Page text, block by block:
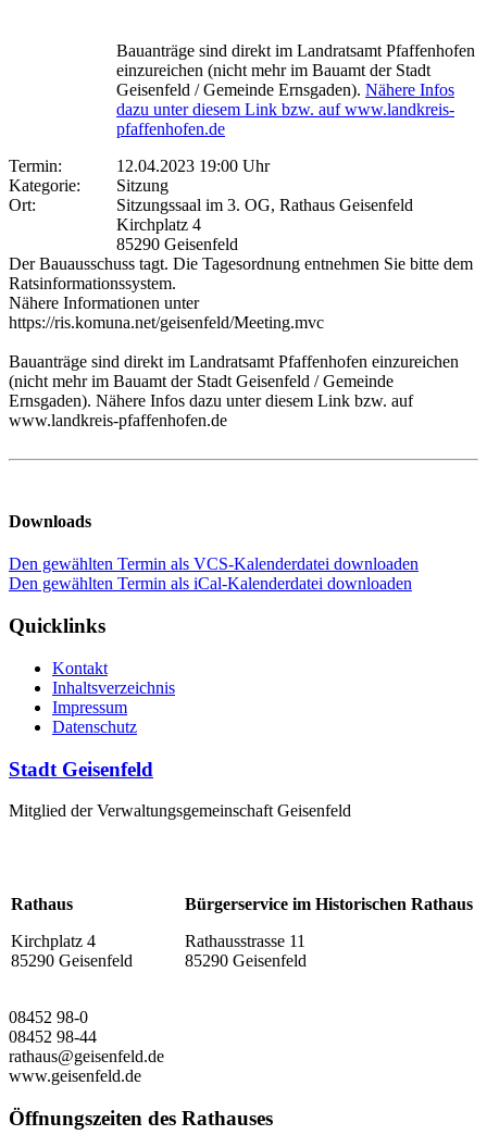
Bauanträge sind direkt im Landratsamt Pfaffenhofen
einzureichen (nicht mehr im Bauamt der Stadt
Geisenfeld / Gemeinde Ernsgaden). Nähere Infos
dazu unter diesem Link bzw. auf www.landkreis-
pfaffenhofen.de
Termin:
12.04.2023 19:00 Uhr
Kategorie:
Sitzung
Ort:
Sitzungssaal im 3. OG, Rathaus Geisenfeld
Kirchplatz 4
85290 Geisenfeld
Der Bauausschuss tagt. Die Tagesordnung entnehmen Sie bitte dem
Ratsinformationssystem.
Nähere Informationen unter
https://ris.komuna.net/geisenfeld/Meeting.mvc
Bauanträge sind direkt im Landratsamt Pfaffenhofen einzureichen
(nicht mehr im Bauamt der Stadt Geisenfeld / Gemeinde
Ernsgaden). Nähere Infos dazu unter diesem Link bzw. auf
www.landkreis-pfaffenhofen.de
Downloads
Den gewählten Termin als VCS-Kalenderdatei downloaden
Den gewählten Termin als iCal-Kalenderdatei downloaden
Quicklinks
Kontakt
Inhaltsverzeichnis
Impressum
Datenschutz
Stadt Geisenfeld
Mitglied der Verwaltungsgemeinschaft Geisenfeld
Rathaus
Kirchplatz 4
85290 Geisenfeld
Bürgerservice im Historischen Rathaus
Rathausstrasse 11
85290 Geisenfeld
08452 98-0
08452 98-44
rathaus@geisenfeld.de
www.geisenfeld.de
Öffnungszeiten des Rathauses